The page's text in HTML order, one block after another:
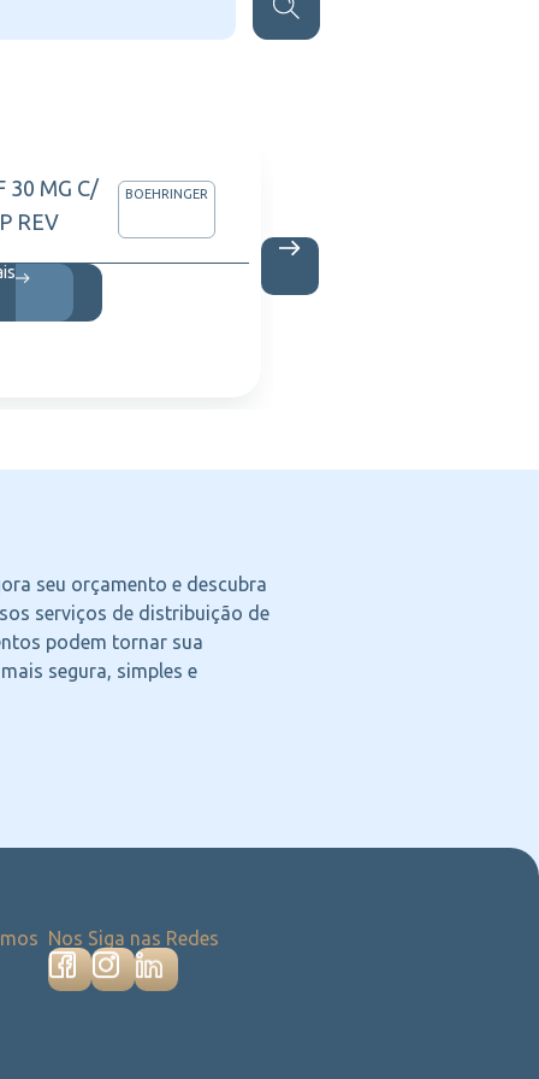
30 MG C/
REV
BOEHRINGER
seu orçamento e descubra
serviços de distribuição de
podem tornar sua
segura, simples e
Nos Siga nas Redes